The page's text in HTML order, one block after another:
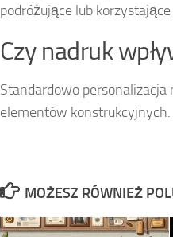
podróżujące lub
Czy nadruk
Standardowo
elementów
MOŻESZ RÓWNIEŻ